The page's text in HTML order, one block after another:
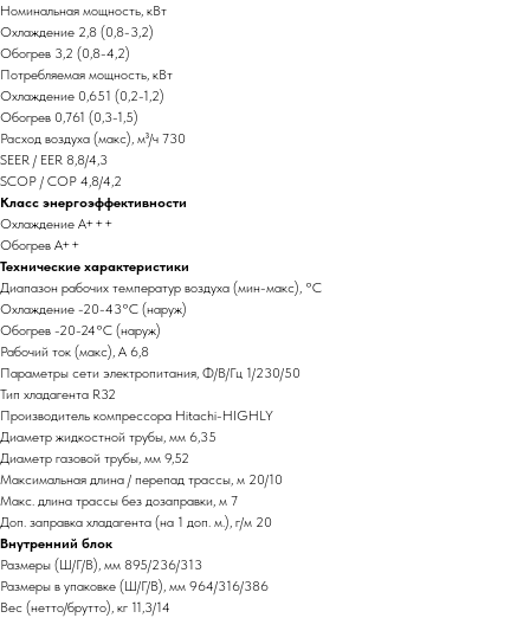
Номинальная мощность, кВт
Охлаждение 2,8 (0,8-3,2)
Обогрев 3,2 (0,8-4,2)
Потребляемая мощность, кВт
Охлаждение 0,651 (0,2-1,2)
Обогрев 0,761 (0,3-1,5)
Расход воздуха (макс), м³/ч 730
SEER / EER 8,8/4,3
SCOP / COP 4,8/4,2
Класс энергоэффективности
Охлаждение A+++
Обогрев A++
Технические характеристики
Диапазон рабочих температур воздуха (мин-макс), °C
Охлаждение -20-43°C (наруж)
Обогрев -20-24°C (наруж)
Рабочий ток (макс), A 6,8
Параметры сети электропитания, Ф/В/Гц 1/230/50
Тип хладагента R32
Производитель компрессора Hitachi-HIGHLY
Диаметр жидкостной трубы, мм 6,35
Диаметр газовой трубы, мм 9,52
Максимальная длина / перепад трассы, м 20/10
Макс. длина трассы без дозаправки, м 7
Доп. заправка хладагента (на 1 доп. м.), г/м 20
Внутренний блок
Размеры (Ш/Г/В), мм 895/236/313
Размеры в упаковке (Ш/Г/В), мм 964/316/386
Вес (нетто/брутто), кг 11,3/14